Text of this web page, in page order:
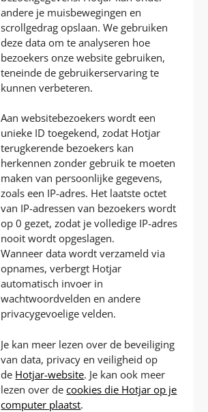
andere je muisbewegingen en
scrollgedrag opslaan. We gebruiken
deze data om te analyseren hoe
bezoekers onze website gebruiken,
teneinde de gebruikerservaring te
kunnen verbeteren.
Aan websitebezoekers wordt een
unieke ID toegekend, zodat Hotjar
terugkerende bezoekers kan
herkennen zonder gebruik te moeten
maken van persoonlijke gegevens,
zoals een IP-adres. Het laatste octet
van IP-adressen van bezoekers wordt
op 0 gezet, zodat je volledige IP-adres
nooit wordt opgeslagen.
Wanneer data wordt verzameld via
opnames, verbergt Hotjar
automatisch invoer in
wachtwoordvelden en andere
privacygevoelige velden.
Je kan meer lezen over de beveiliging
van data, privacy en veiligheid op
de Hotjar-website. Je kan ook meer
lezen over decookies die Hotjar op je
computer plaatst.